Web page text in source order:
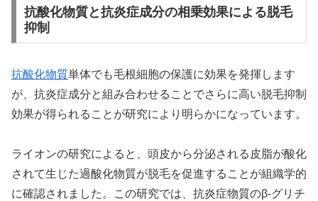
抗酸化物質と抗炎症成分の相乗効果による脱毛
抑制
抗酸化物質単体でも毛根細胞の保護に効果を発揮します
が、抗炎症成分と組み合わせることでさらに高い脱毛抑制
効果が得られることが研究により明らかになっています。
ライオンの研究によると、頭皮から分泌される皮脂が酸化
されて生じた過酸化物質が脱毛を促進することが組織学的
に確認されました。この研究では、抗炎症物質のβ-グリチ